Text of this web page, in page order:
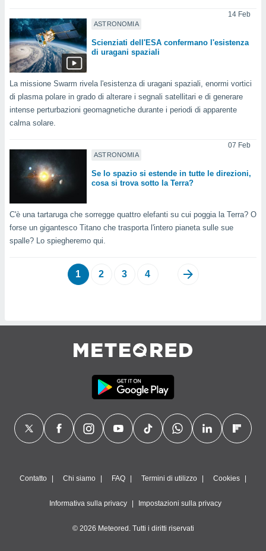
nostri
ASTRONOMIA
14 Feb
Scienziati dell'ESA confermano l'esistenza
di uragani spaziali
La missione Swarm rivela l'esistenza di uragani spaziali, enormi vortici
di plasma polare in grado di alterare i segnali satellitari e di generare
intense perturbazioni geomagnetiche durante i periodi di apparente
calma solare.
ASTRONOMIA
07 Feb
Se lo spazio si estende in tutte le direzioni,
cosa si trova sotto la Terra?
C'è una tartaruga che sorregge quattro elefanti su cui poggia la Terra? O
forse un gigantesco Titano che trasporta l'intero pianeta sulle sue
spalle? Lo spiegheremo qui.
1 2 3 4
Contatto Chi siamo FAQ Termini di utilizzo Cookies
Informativa sulla privacy Impostazioni sulla privacy
© 2026 Meteored. Tutti i diritti riservati